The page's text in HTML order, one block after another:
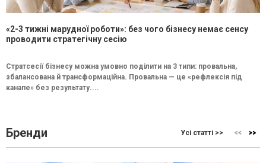
«2-3 тижні марудної роботи»: без чого бізнесу немає сенсу
проводити стратегічну сесію
Стратсесії бізнесу можна умовно поділити на 3 типи: провальна,
збалансована й трансформаційна. Провальна — це «рефлексія під
канапе» без результату....
Бренди Усі статті >>